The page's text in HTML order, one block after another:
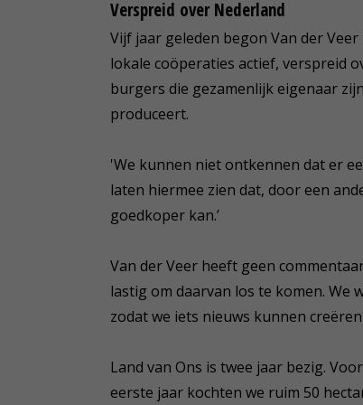
Verspreid over Nederland
Vijf jaar geleden begon Van der
lokale coöperaties actief, verspreid
burgers die gezamenlijk eigenaar
produceert.
'We kunnen niet ontkennen dat er
laten hiermee zien dat, door een
goedkoper kan.’
Van der Veer heeft geen
lastig om daarvan los te komen. We
zodat we iets nieuws kunnen
Land van Ons is twee jaar bezig.
eerste jaar kochten we ruim 50